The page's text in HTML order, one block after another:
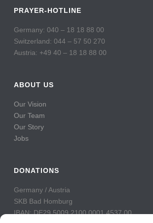
PRAYER-HOTLINE
Germany: 040 – 18 18 88 00
Switzerland: 044 – 57 50 270
Austria: +49 40 – 18 18 88 00
ABOUT US
Our Vision
Our Team
Our Story
Jobs
DONATIONS
Germany / Austria
SKB Bad Homburg
IBAN: DE29 5009 2100 0001 4537 00